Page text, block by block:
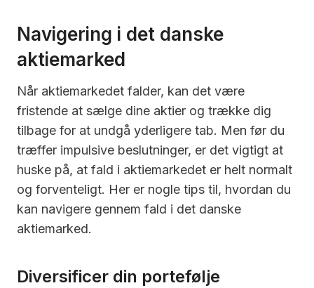
Navigering i det danske
aktiemarked
Når aktiemarkedet falder, kan det være
fristende at sælge dine aktier og trække dig
tilbage for at undgå yderligere tab. Men før du
træffer impulsive beslutninger, er det vigtigt at
huske på, at fald i aktiemarkedet er helt normalt
og forventeligt. Her er nogle tips til, hvordan du
kan navigere gennem fald i det danske
aktiemarked.
Diversificer din portefølje